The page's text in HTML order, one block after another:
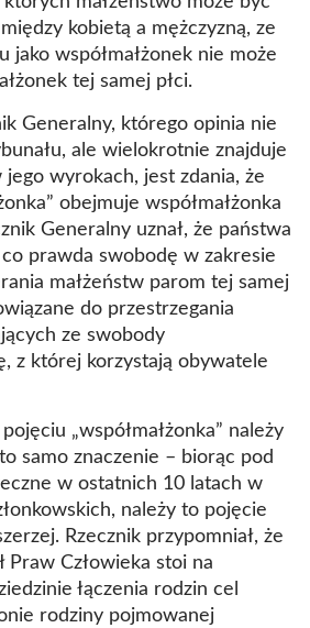
kobietą a mężczyzną, ze
jako współmałżonek nie może
tej samej płci.
Generalny, którego opinia nie
ale wielokrotnie znajduje
wyrokach, jest zdania, że
obejmuje współmałżonka
Generalny uznał, że państwa
prawda swobodę w zakresie
małżeństw parom tej samej
do przestrzegania
ze swobody
z której korzystają obywatele
„współmałżonka” należy
samo znaczenie – biorąc pod
w ostatnich 10 latach w
należy to pojęcie
Rzecznik przypomniał, że
Praw Człowieka stoi na
łączenia rodzin cel
rodziny pojmowanej